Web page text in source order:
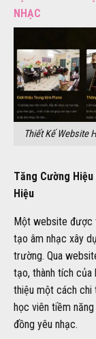
NHẠC
Thiết Kế Website
Tăng Cường
Hiệu
Một website được
tạo âm nhạc xây
trường. Qua
tạo, thành tích
thiệu một cách chi
học viên tiềm
đồng yêu nhạc.